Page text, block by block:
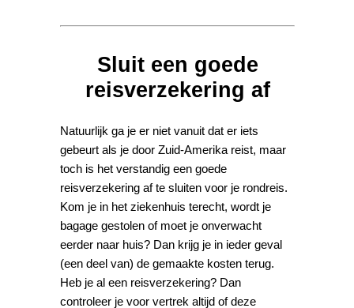
Sluit een goede
reisverzekering af
Natuurlijk ga je er niet vanuit dat er iets
gebeurt als je door Zuid-Amerika reist, maar
toch is het verstandig een goede
reisverzekering af te sluiten voor je rondreis.
Kom je in het ziekenhuis terecht, wordt je
bagage gestolen of moet je onverwacht
eerder naar huis? Dan krijg je in ieder geval
(een deel van) de gemaakte kosten terug.
Heb je al een reisverzekering? Dan
controleer je voor vertrek altijd of deze